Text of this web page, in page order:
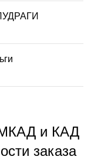
МКАД и КАД
заказа